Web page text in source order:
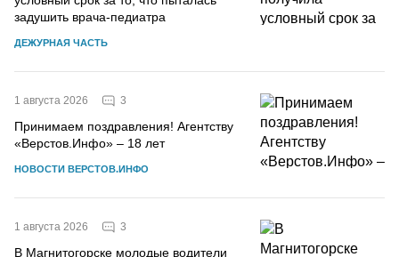
задушить врача-педиатра
ДЕЖУРНАЯ ЧАСТЬ
1 августа 2026 3
Принимаем поздравления! Агентству
«Верстов.Инфо» – 18 лет
НОВОСТИ ВЕРСТОВ.ИНФО
1 августа 2026 3
В Магнитогорске молодые водители